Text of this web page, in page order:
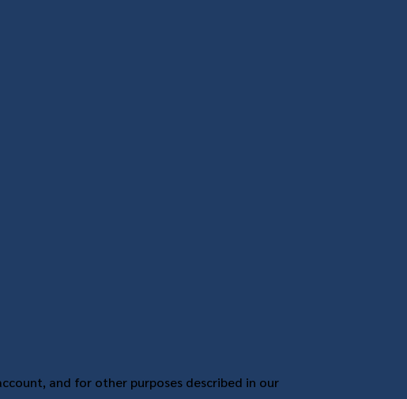
and for other purposes described in our